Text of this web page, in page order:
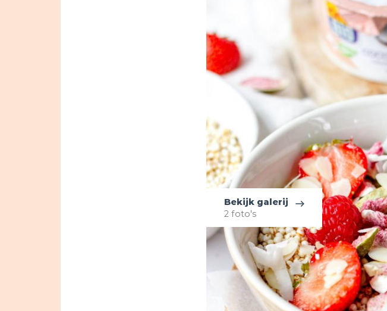
Bekijk galerij
2 foto's